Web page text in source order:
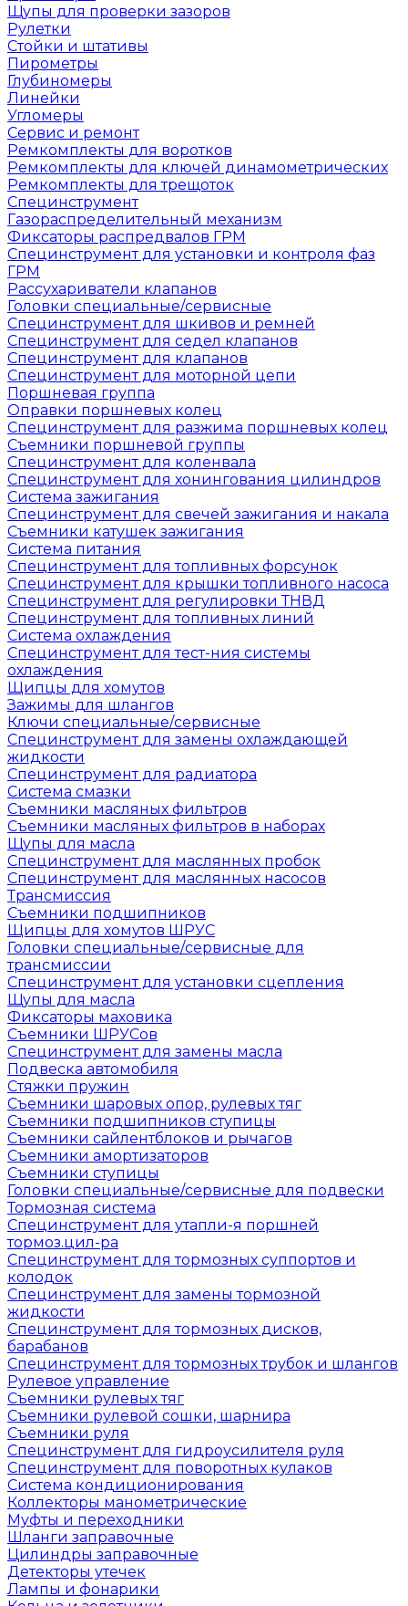
Щупы для проверки зазоров
Рулетки
Стойки и штативы
Пирометры
Глубиномеры
Линейки
Угломеры
Сервис и ремонт
Ремкомплекты для воротков
Ремкомплекты для ключей динамометрических
Ремкомплекты для трещоток
Специнструмент
Газораспределительный механизм
Фиксаторы распредвалов ГРМ
Специнструмент для установки и контроля фаз
ГРМ
Рассухариватели клапанов
Головки специальные/сервисные
Специнструмент для шкивов и ремней
Специнструмент для седел клапанов
Специнструмент для клапанов
Специнструмент для моторной цепи
Поршневая группа
Оправки поршневых колец
Специнструмент для разжима поршневых колец
Съемники поршневой группы
Специнструмент для коленвала
Специнструмент для хонингования цилиндров
Система зажигания
Специнструмент для свечей зажигания и накала
Съемники катушек зажигания
Система питания
Специнструмент для топливных форсунок
Специнструмент для крышки топливного насоса
Специнструмент для регулировки ТНВД
Специнструмент для топливных линий
Система охлаждения
Специнструмент для тест-ния системы
охлаждения
Щипцы для хомутов
Зажимы для шлангов
Ключи специальные/сервисные
Специнструмент для замены охлаждающей
жидкости
Специнструмент для радиатора
Система смазки
Съемники масляных фильтров
Съемники масляных фильтров в наборах
Щупы для масла
Специнструмент для маслянных пробок
Специнструмент для маслянных насосов
Трансмиссия
Съемники подшипников
Щипцы для хомутов ШРУС
Головки специальные/сервисные для
трансмиссии
Специнструмент для установки сцепления
Щупы для масла
Фиксаторы маховика
Съемники ШРУСов
Специнструмент для замены масла
Подвеска автомобиля
Стяжки пружин
Съемники шаровых опор, рулевых тяг
Съемники подшипников ступицы
Съемники сайлентблоков и рычагов
Съемники амортизаторов
Съемники ступицы
Головки специальные/сервисные для подвески
Тормозная система
Специнструмент для утапли-я поршней
тормоз.цил-ра
Специнструмент для тормозных суппортов и
колодок
Специнструмент для замены тормозной
жидкости
Специнструмент для тормозных дисков,
барабанов
Специнструмент для тормозных трубок и шлангов
Рулевое управление
Съемники рулевых тяг
Съемники рулевой сошки, шарнира
Съемники руля
Специнструмент для гидроусилителя руля
Специнструмент для поворотных кулаков
Система кондиционирования
Коллекторы манометрические
Муфты и переходники
Шланги заправочные
Цилиндры заправочные
Детекторы утечек
Лампы и фонарики